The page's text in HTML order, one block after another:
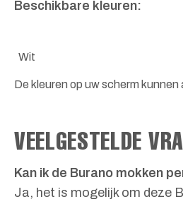
Beschikbare kleuren:
Wit
De kleuren op uw scherm
VEELGESTELDE
Kan ik de Burano mokken
Ja, het is mogelijk om deze